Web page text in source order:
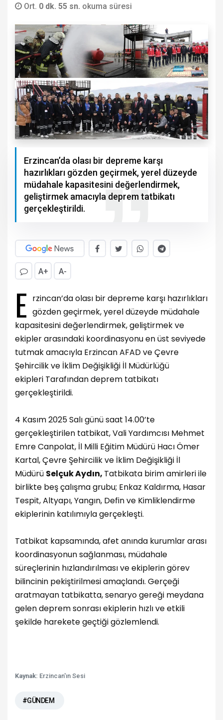
Ort. 0 dk. 55 sn. okuma süresi
Erzincan’da olası bir depreme karşı
hazırlıkları gözden geçirmek, yerel düzeyde
müdahale kapasitesini değerlendirmek,
geliştirmek amacıyla deprem tatbikatı
gerçekleştirildi.
A+ A-
E rzincan’da olası bir depreme karşı hazırlıkları
gözden geçirmek, yerel düzeyde müdahale
kapasitesini değerlendirmek, geliştirmek ve
ekipler arasındaki koordinasyonu en üst seviyede
tutmak amacıyla Erzincan AFAD veÇevre
Şehircilik ve İklim Değişikliği İl Müdürlüğü
ekipleri Tarafından deprem tatbikatı
gerçekleştirildi.
4 Kasım 2025 Salı günü saat 14.00’te
gerçekleştirilen tatbikat, Vali Yardımcısı Mehmet
Emre Canpolat, İl Milli Eğitim Müdürü Hacı Ömer
Kartal, Çevre Şehircilik ve İklim Değişikliği İl
Müdürü Selçuk Aydın, Tatbikata birim amirleri ile
birlikte beş çalışma grubu; Enkaz Kaldırma, Hasar
Tespit, Altyapı, Yangın, Defin ve Kimliklendirme
ekiplerinin katılımıyla gerçekleşti.
Tatbikat kapsamında, afet anında kurumlar arası
koordinasyonun sağlanması, müdahale
süreçlerinin hızlandırılması ve ekiplerin görev
bilincinin pekiştirilmesi amaçlandı. Gerçeği
aratmayan tatbikatta, senaryo gereği meydana
gelen deprem sonrası ekiplerin hızlı ve etkili
şekilde harekete geçtiği gözlemlendi.
Kaynak: Erzincan'ın Sesi
#GÜNDEM